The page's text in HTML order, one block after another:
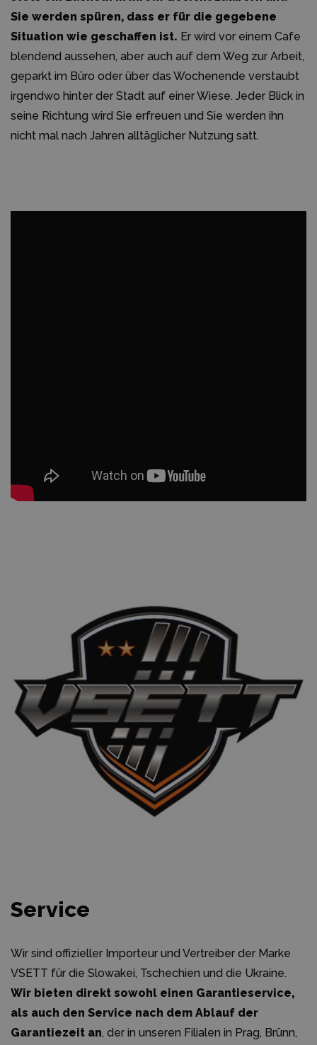
Sie werden spüren, dass er für die gegebene
Situation wie geschaffen ist. Er wird vor einem Cafe
blendend aussehen, aber auch auf dem Weg zur Arbeit,
geparkt im Büro oder über das Wochenende verstaubt
irgendwo hinter der Stadt auf einer Wiese. Jeder Blick in
seine Richtung wird Sie erfreuen und Sie werden ihn
nicht mal nach Jahren alltäglicher Nutzung satt.
Service
Wir sind offizieller Importeur und Vertreiber der Marke
VSETT für die Slowakei, Tschechien und die Ukraine.
Wir bieten direkt sowohl einen Garantieservice,
als auch den Service nach dem Ablauf der
Garantiezeit an, der in unseren Filialen in Prag, Brünn,